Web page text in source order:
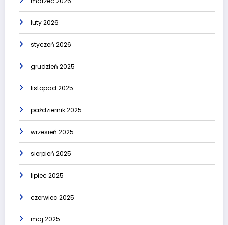
luty 2026
styczeń 2026
grudzień 2025
listopad 2025
październik 2025
wrzesień 2025
sierpień 2025
lipiec 2025
czerwiec 2025
maj 2025